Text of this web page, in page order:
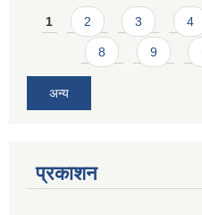
Pages
1 2 3 4
8 9
अन्य
प्रकाशन